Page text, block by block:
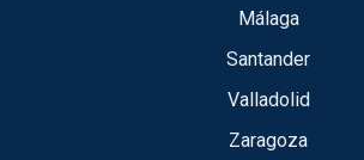
Málaga
Santander
Valladolid
Zaragoza